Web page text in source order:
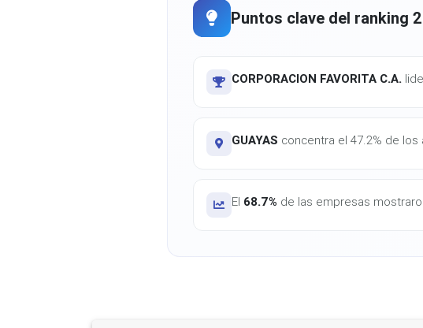
Puntos clave del ranking
CORPORACION FAVORITA C.A.
GUAYAS concentra el 47.2% de
El 68.7% de las empresas